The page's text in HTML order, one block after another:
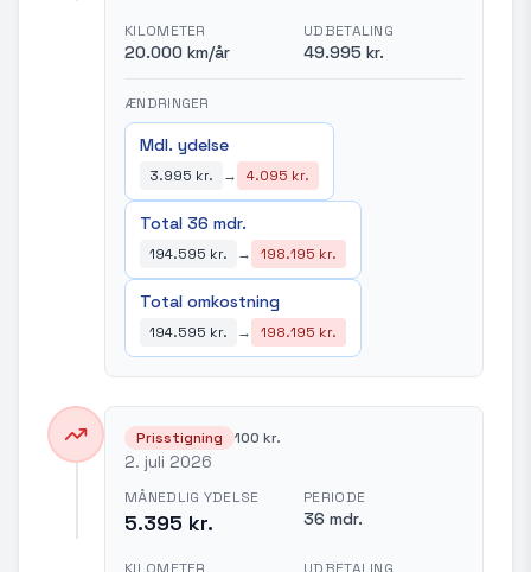
KILOMETER
20.000 km/år
UDBETALING
49.995 kr.
ÆNDRINGER
Mdl. ydelse
3.995 kr. → 4.095 kr.
Total 36 mdr.
194.595 kr. → 198.195 kr.
Total omkostning
194.595 kr. → 198.195 kr.
Prisstigning 100 kr.
2. juli 2026
MÅNEDLIG YDELSE
5.395 kr.
PERIODE
36 mdr.